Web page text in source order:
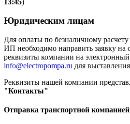
13:45)
Юридическим лицам
Для оплаты по безналичному
ИП необходимо направить заявку на
реквизиты компании на электронный
info@electropompa.ru для
Реквизиты нашей компании
"Контакты"
Отправка транспортной компанией